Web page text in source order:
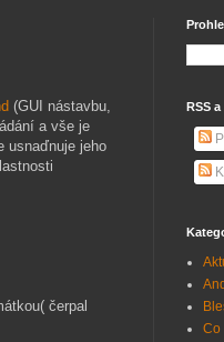
(GUI nástavbu,
a vše je
usnaďnuje jeho
čerpal
RSS
Co